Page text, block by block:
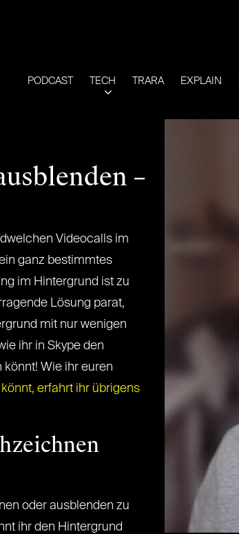
PODCAST TECH TRARA EXPLAIN
–
Videocalls im
ganz bestimmtes
im Hintergrund ist zu
Lösung parat,
mit nur wenigen
ihr in Skype den
Wie ihr euren
erfahrt ihr übrigens
oder ausblenden zu
ihr den Hintergrund